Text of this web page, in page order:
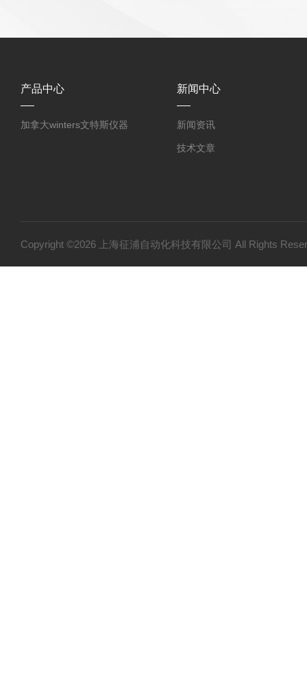
产品中心
加拿大winters文特斯仪器
新闻中心
新闻资讯
技术文章
Copyright ©2026 上海征浦自动化科技有限公司 All Rights